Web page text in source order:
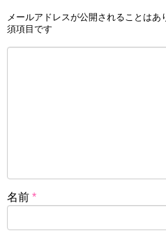
メールアドレスが公開されることはあ
須項目です
名前 *